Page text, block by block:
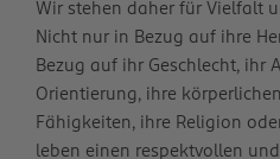
Wir stehen daher für Vielfalt
Nicht nur in Bezug auf ihre
Bezug auf ihr Geschlecht, ihr
Orientierung, ihre
Fähigkeiten, ihre Religion
leben einen respektvollen